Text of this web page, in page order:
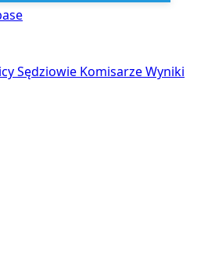
Sędziowie KomisarzeWyniki